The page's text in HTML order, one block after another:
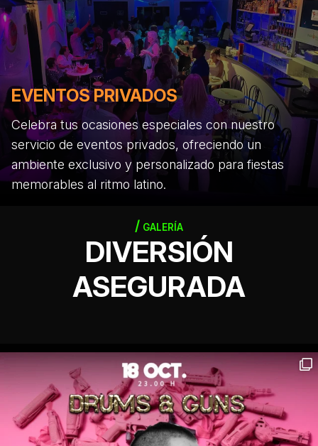
EVENTOS PRIVADOS
Celebra tus ocasiones especiales con nuestro
servicio de eventos privados, ofreciendo un
ambiente exclusivo y personalizado para fiestas
memorables al ritmo latino.
GALERÍA
DIVERSIÓN
ASEGURADA